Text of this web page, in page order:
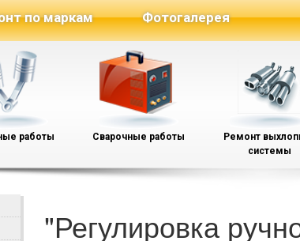
по маркам Фотогалерея
работы Сварочные работы
Ремонт
системы
"Регулировка